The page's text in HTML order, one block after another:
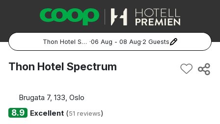
Thon Hotel Spectrum ·06 Aug - 08 Aug·2 Guests
Popular Destinations:
Thon Hotel Spectrum
Brugata 7, 133, Oslo
8.9 Excellent(51 reviews)